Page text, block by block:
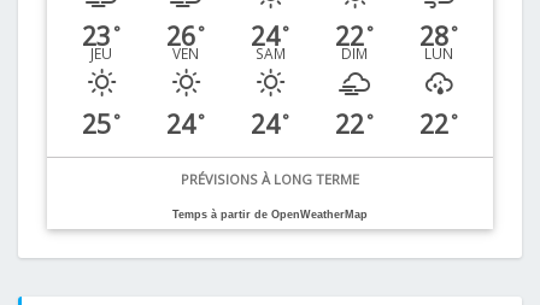
23 ° 26° 24° 22° 28°
JEU
25°
VEN
24°
SAM
24°
DIM
22°
LUN
22°
PRÉVISIONS À LONG TERME
Temps à partir de OpenWeatherMap